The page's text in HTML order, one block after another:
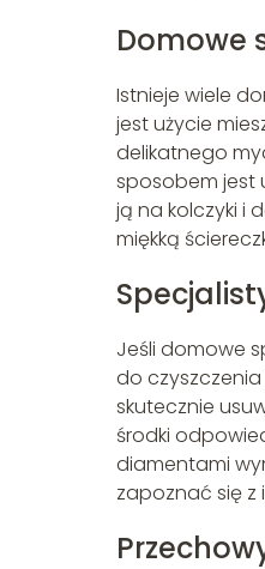
Domowe
Istnieje wiele
jest użycie
delikatnego
sposobem jest
ją na kolczyki i
miękką
Jeśli domowe
do czyszczenia
skutecznie
środki
diamentami
zapoznać się z